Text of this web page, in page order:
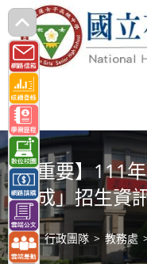
跳
轉
至
主
要
內
容 【重要】111
養成」招生資
> 行政團隊 > 教務處